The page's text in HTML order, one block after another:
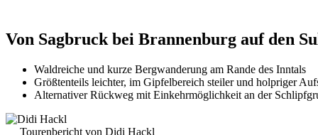
Von Sagbruck bei Brannenburg auf den
Waldreiche und kurze Bergwanderung am Rande des Inntals
Größtenteils leichter, im Gipfelbereich steiler und holpriger
Alternativer Rückweg mit Einkehrmöglichkeit an der
Tourenbericht von Didi Hackl